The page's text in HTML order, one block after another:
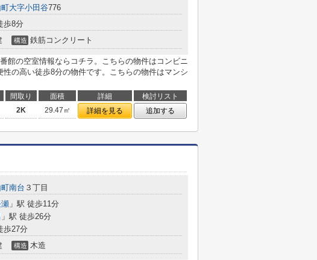
大字小田谷776
歩8分
構造 鉄筋コンクリート
館の空室情報ならコチラ。こちらの物件はコンビニ
性の高い徒歩8分の物件です。こちらの物件はマンシ
間取り 面積 詳細
検討リスト
2K 29.47㎡ 詳細を見る 追加する
南台 ３丁目
」駅 徒歩11分
」駅 徒歩26分
歩27分
構造 木造